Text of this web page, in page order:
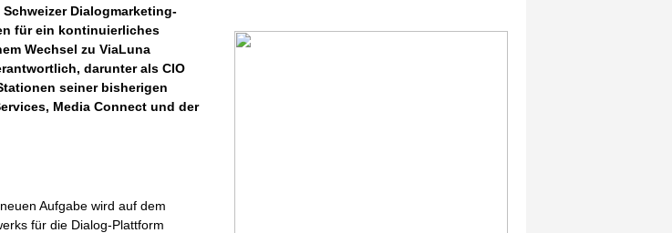
Dialogmarketing-
für ein kontinuierliches
Wechsel zu ViaLuna
darunter als CIO
seiner bisherigen
Media Connect und der
Aufgabe wird auf dem
für die Dialog-Plattform